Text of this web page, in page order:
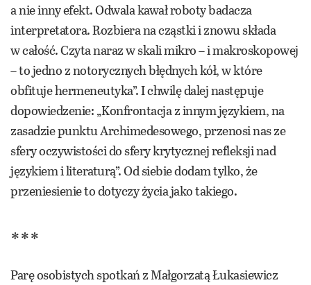
a nie inny efekt. Odwala kawał roboty badacza
interpretatora. Rozbiera na cząstki i znowu składa
w całość. Czyta naraz w skali mikro – i makroskopowej
– to jedno z notorycznych błędnych kół, w które
obfituje hermeneutyka”. I chwilę dalej następuje
dopowiedzenie: „Konfrontacja z innym językiem, na
zasadzie punktu Archimedesowego, przenosi nas ze
sfery oczywistości do sfery krytycznej refleksji nad
językiem i literaturą”. Od siebie dodam tylko, że
przeniesienie to dotyczy życia jako takiego.
***
Parę osobistych spotkań z Małgorzatą Łukasiewicz